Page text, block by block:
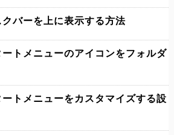
バーを上に表示する方法
トメニューのアイコンをフォルダ
トメニューをカスタマイズする設